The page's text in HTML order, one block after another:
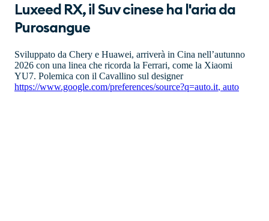
Luxeed RX, il Suv cinese ha l'aria da
Purosangue
Sviluppato da Chery e Huawei, arriverà in Cina nell’autunno
2026 con una linea che ricorda la Ferrari, come la Xiaomi
YU7. Polemica con il Cavallino sul designer
https://www.google.com/preferences/source?q=auto.it, auto